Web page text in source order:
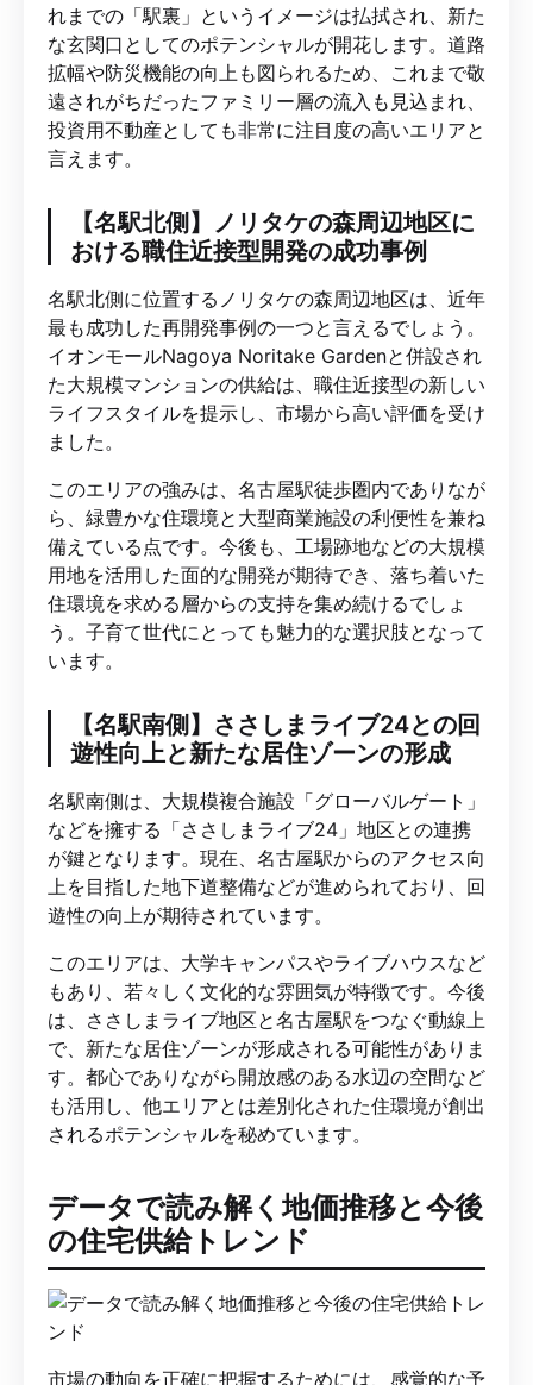
れまでの「駅裏」というイメージは払拭され、新た
な玄関口としてのポテンシャルが開花します。道路
拡幅や防災機能の向上も図られるため、これまで敬
遠されがちだったファミリー層の流入も見込まれ、
投資用不動産としても非常に注目度の高いエリアと
言えます。
【名駅北側】ノリタケの森周辺地区に
おける職住近接型開発の成功事例
名駅北側に位置するノリタケの森周辺地区は、近年
最も成功した再開発事例の一つと言えるでしょう。
イオンモールNagoya Noritake Gardenと併設され
た大規模マンションの供給は、職住近接型の新しい
ライフスタイルを提示し、市場から高い評価を受け
ました。
このエリアの強みは、名古屋駅徒歩圏内でありなが
ら、緑豊かな住環境と大型商業施設の利便性を兼ね
備えている点です。今後も、工場跡地などの大規模
用地を活用した面的な開発が期待でき、落ち着いた
住環境を求める層からの支持を集め続けるでしょ
う。子育て世代にとっても魅力的な選択肢となって
います。
【名駅南側】ささしまライブ24との回
遊性向上と新たな居住ゾーンの形成
名駅南側は、大規模複合施設「グローバルゲート」
などを擁する「ささしまライブ24」地区との連携
が鍵となります。現在、名古屋駅からのアクセス向
上を目指した地下道整備などが進められており、回
遊性の向上が期待されています。
このエリアは、大学キャンパスやライブハウスなど
もあり、若々しく文化的な雰囲気が特徴です。今後
は、ささしまライブ地区と名古屋駅をつなぐ動線上
で、新たな居住ゾーンが形成される可能性がありま
す。都心でありながら開放感のある水辺の空間など
も活用し、他エリアとは差別化された住環境が創出
されるポテンシャルを秘めています。
データで読み解く地価推移と今後
の住宅供給トレンド
市場の動向を正確に把握するためには、感覚的な予